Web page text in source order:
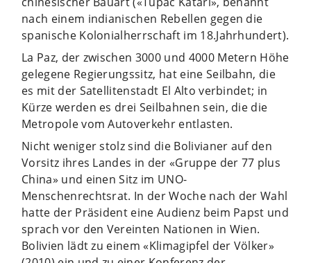
nach einem indianischen Rebellen gegen die
spanische Kolonialherrschaft im 18.Jahrhundert).
La Paz, der zwischen 3000 und 4000 Metern Höhe
gelegene Regierungssitz, hat eine Seilbahn, die
es mit der Satellitenstadt El Alto verbindet; in
Kürze werden es drei Seilbahnen sein, die die
Metropole vom Autoverkehr entlasten.
Nicht weniger stolz sind die Bolivianer auf den
Vorsitz ihres Landes in der «Gruppe der 77 plus
China» und einen Sitz im UNO-
Menschenrechtsrat. In der Woche nach der Wahl
hatte der Präsident eine Audienz beim Papst und
sprach vor den Vereinten Nationen in Wien.
Bolivien lädt zu einem «Klimagipfel der Völker»